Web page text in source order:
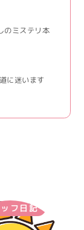
のミステリ本
に迷います
フ日記